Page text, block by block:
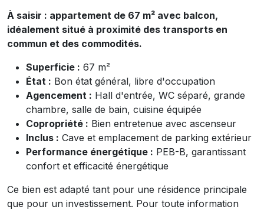
À saisir : appartement de 67 m² avec balcon,
idéalement situé à proximité des transports en
commun et des commodités.
Superficie : 67 m²
État : Bon état général, libre d'occupation
Agencement : Hall d'entrée, WC séparé, grande
chambre, salle de bain, cuisine équipée
Copropriété : Bien entretenue avec ascenseur
Inclus : Cave et emplacement de parking extérieur
Performance énergétique : PEB-B, garantissant
confort et efficacité énergétique
Ce bien est adapté tant pour une résidence principale
que pour un investissement. Pour toute information